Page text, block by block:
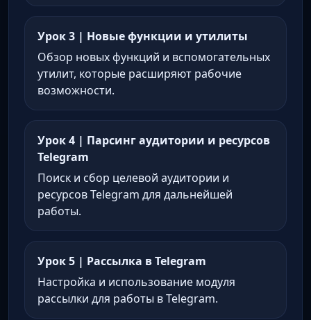
Урок 3 | Новые функции и утилиты
Обзор новых функций и вспомогательных
утилит, которые расширяют рабочие
возможности.
Урок 4 | Парсинг аудитории и ресурсов
Telegram
Поиск и сбор целевой аудитории и
ресурсов Telegram для дальнейшей
работы.
Урок 5 | Рассылка в Telegram
Настройка и использование модуля
рассылки для работы в Telegram.